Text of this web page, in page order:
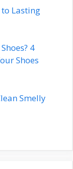
Lasting
4
Shoes
Smelly